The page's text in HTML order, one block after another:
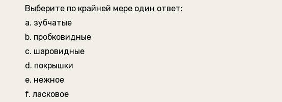
Выберите по крайней мере один ответ:
a. зубчатые
b. пробковидные
c. шаровидные
d. покрышки
e. нежное
f. ласковое